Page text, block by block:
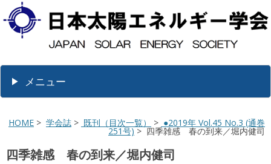
メニュー
HOME > 学会誌 > 既刊（目次一覧） > ●2019年 Vol.45 No.3 (通巻
251号) > 四季雑感 春の到来／堀内健司
四季雑感 春の到来／堀内健司